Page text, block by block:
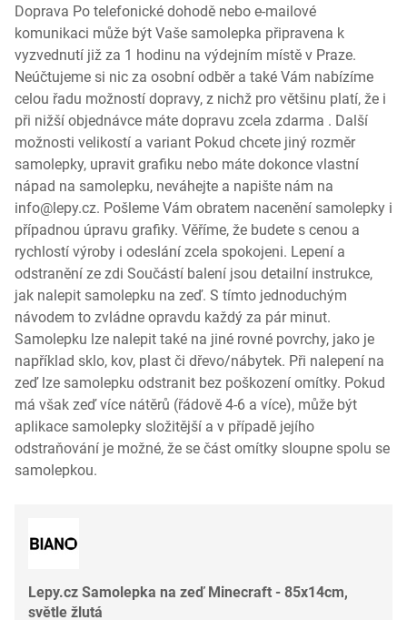
Doprava Po telefonické dohodě nebo e-mailové
komunikaci může být Vaše samolepka připravena k
vyzvednutí již za 1 hodinu na výdejním místě v Praze.
Neúčtujeme si nic za osobní odběr a také Vám nabízíme
celou řadu možností dopravy, z nichž pro většinu platí, že i
při nižší objednávce máte dopravu zcela zdarma . Další
možnosti velikostí a variant Pokud chcete jiný rozměr
samolepky, upravit grafiku nebo máte dokonce vlastní
nápad na samolepku, neváhejte a napište nám na
info@lepy.cz. Pošleme Vám obratem nacenění samolepky i
případnou úpravu grafiky. Věříme, že budete s cenou a
rychlostí výroby i odeslání zcela spokojeni. Lepení a
odstranění ze zdi Součástí balení jsou detailní instrukce,
jak nalepit samolepku na zeď. S tímto jednoduchým
návodem to zvládne opravdu každý za pár minut.
Samolepku lze nalepit také na jiné rovné povrchy, jako je
například sklo, kov, plast či dřevo/nábytek. Při nalepení na
zeď lze samolepku odstranit bez poškození omítky. Pokud
má však zeď více nátěrů (řádově 4-6 a více), může být
aplikace samolepky složitější a v případě jejího
odstraňování je možné, že se část omítky sloupne spolu se
samolepkou.
Lepy.cz Samolepka na zeď Minecraft - 85x14cm,
světle žlutá